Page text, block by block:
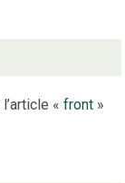
«front »